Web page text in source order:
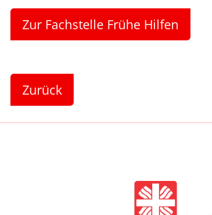
Zur Fachstelle Frühe Hilfen
Zurück